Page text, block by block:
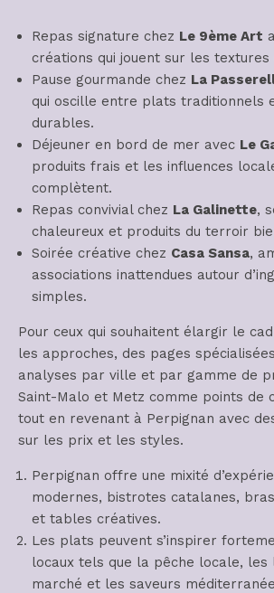
Repas signature chez Le 9ème Art
créations qui jouent sur les
Pause gourmande chez La
qui oscille entre plats traditionnels
durables.
Déjeuner en bord de mer avec Le
produits frais et les influences
complètent.
Repas convivial chez La Galinette,
chaleureux et produits du terroir
Soirée créative chez Casa Sansa,
associations inattendues autour
simples.
Pour ceux qui souhaitent élargir le
les approches, des pages
analyses par ville et par gamme de
Saint-Malo et Metz comme points de
tout en revenant à Perpignan avec
sur les prix et les styles.
Perpignan offre une mixité
modernes, bistrotes catalanes,
et tables créatives.
Les plats peuvent s’inspirer
locaux tels que la pêche locale, les
marché et les saveurs